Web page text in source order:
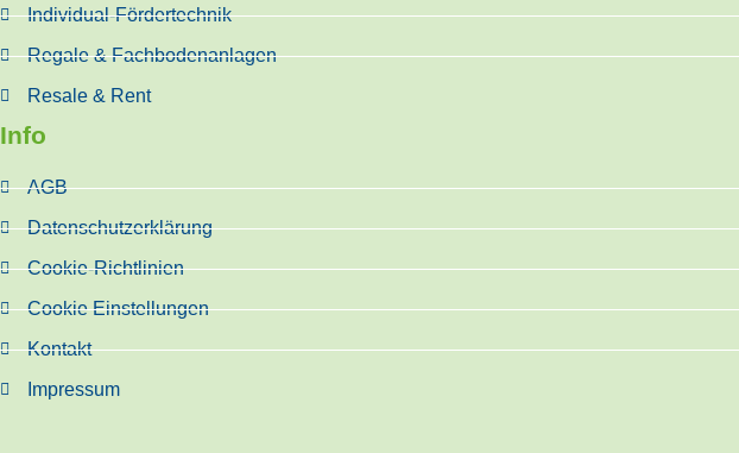
Individual-Fördertechnik
Regale & Fachbodenanlagen
Resale & Rent
Info
AGB
Datenschutzerklärung
Cookie-Richtlinien
Cookie Einstellungen
Kontakt
Impressum